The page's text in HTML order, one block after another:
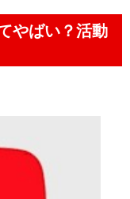
やばい？活動